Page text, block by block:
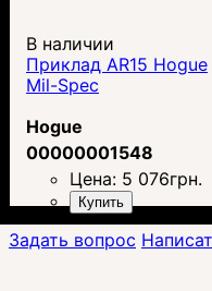
В наличии
Приклад AR15 Hogue
Mil-Spec
Hogue
00000001548
Цена: 5 076грн.
Купить
Задать вопрос